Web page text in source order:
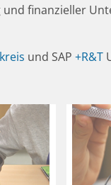
finanzieller
und SAP +R&T